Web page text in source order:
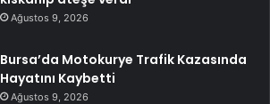
Ağustos 9, 2026
Bursa’da Motokurye Trafik Kazasında
Hayatını Kaybetti
Ağustos 9, 2026